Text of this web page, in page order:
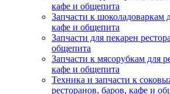
кафе и общепита
Запчасти к шоколадоваркам
кафе и общепита
Запчасти для пекарен
общепита
Запчасти к мясорубкам для
кафе и общепита
Техника и запчасти к
ресторанов, баров, кафе и